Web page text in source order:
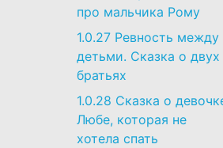
про мальчика Рому
1.0.27 Ревность между
детьми. Сказка о двух
братьях
1.0.28 Сказка о
Любе, которая не
хотела спать